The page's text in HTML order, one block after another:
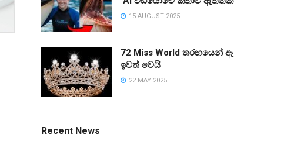
15 AUGUST 2025
72 Miss World තරඟයෙන් ඈ
ඉවත් වෙයි
22 MAY 2025
Recent News